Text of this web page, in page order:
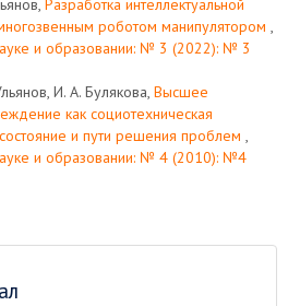
Разработка интеллектуальной
роботом манипулятором ,
и образовании: № 3 (2022): № 3
И. А. Булякова, Высшее
как социотехническая
и пути решения проблем ,
и образовании: № 4 (2010): №4